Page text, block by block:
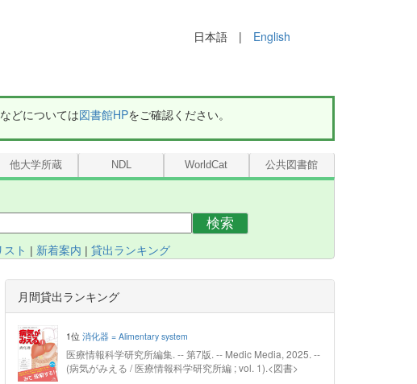
日本語 | English
どについては図書館HPをご確認ください。
他大学所蔵 NDL WorldCat 公共図書館
検索
ト | 新着案内 |貸出ランキング
月間貸出ランキング
1位消化器 = Alimentary system
医療情報科学研究所編集. -- 第7版. -- Medic Media, 2025. --
(病気がみえる / 医療情報科学研究所編 ; vol. 1).<図書>